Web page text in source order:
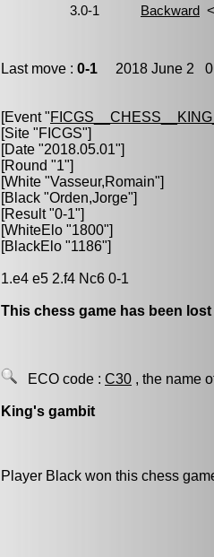
Last move : 0-1 2018 June 2
[Event "
[Site "FICGS"]
[Date "2018.05.01"]
[Round "1"]
[White "Vasseur,Romain"]
[Black "Orden,Jorge"]
[Result "0-1"]
[WhiteElo "1800"]
[BlackElo "1186"]
1.e4 e5 2.f4 Nc6 0-1
This chess game has been
ECO code : C30 , the name
King's gambit
Player Black won this chess